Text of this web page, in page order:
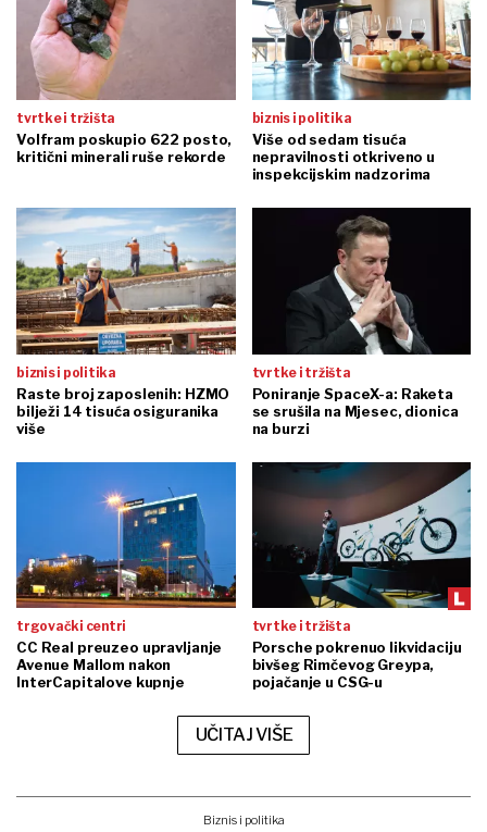
tvrtke i tržišta
Volfram poskupio 622 posto,
kritični minerali ruše rekorde
biznis i politika
Više od sedam tisuća
nepravilnosti otkriveno u
inspekcijskim nadzorima
biznis i politika
Raste broj zaposlenih: HZMO
bilježi 14 tisuća osiguranika
više
tvrtke i tržišta
Poniranje SpaceX-a: Raketa
se srušila na Mjesec, dionica
na burzi
trgovački centri
CC Real preuzeo upravljanje
Avenue Mallom nakon
InterCapitalove kupnje
tvrtke i tržišta
Porsche pokrenuo likvidaciju
bivšeg Rimčevog Greypa,
pojačanje u CSG-u
UČITAJ VIŠE
Biznis i politika